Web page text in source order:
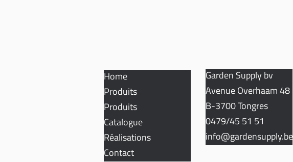
Home
Produits
Produits
Catalogue
Réalisations
Contact
Garden Supply bv
Avenue Overhaam 48
B-3700 Tongres
0479/45 51 51
info@gardensupply.be